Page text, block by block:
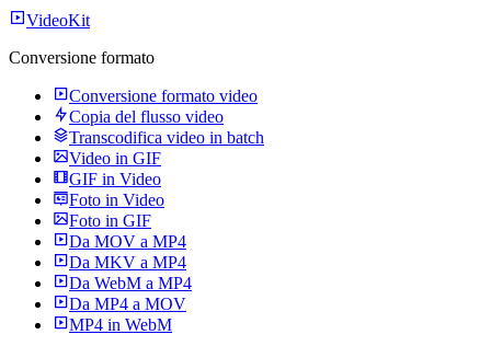
VideoKit
Conversione formato
Conversione formato video
Copia del flusso video
Transcodifica video in batch
Video in GIF
GIF in Video
Foto in Video
Foto in GIF
Da MOV a MP4
Da MKV a MP4
Da WebM a MP4
Da MP4 a MOV
MP4 in WebM